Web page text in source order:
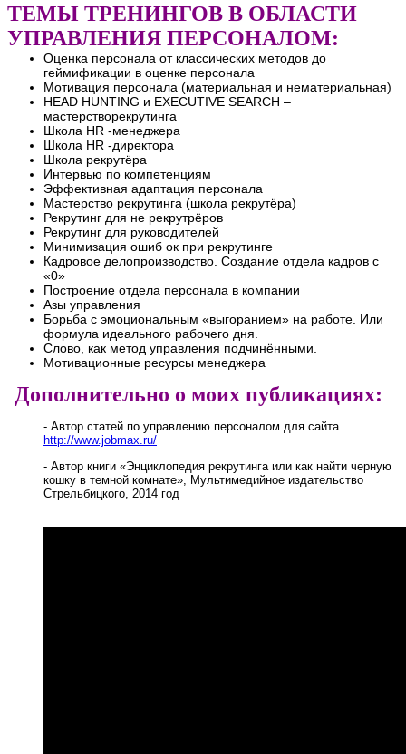
ТЕМЫ ТРЕНИНГОВ В ОБЛАСТИ
УПРАВЛЕНИЯ ПЕРСОНАЛОМ:
Оценка персонала от классических методов до
геймификации в оценке персонала
Мотивация персонала (материальная и нематериальная)
HEAD HUNTING и EXECUTIVE SEARCH –
мастерстворекрутинга
Школа HR -менеджера
Школа HR -директора
Школа рекрутёра
Интервью по компетенциям
Эффективная адаптация персонала
Мастерство рекрутинга (школа рекрутёра)
Рекрутинг для не рекрутрёров
Рекрутинг для руководителей
Минимизация ошиб ок при рекрутинге
Кадровое делопроизводство. Создание отдела кадров с
«0»
Построение отдела персонала в компании
Азы управления
Борьба с эмоциональным «выгоранием» на работе. Или
формула идеального рабочего дня.
Слово, как метод управления подчинёнными.
Мотивационные ресурсы менеджера
Дополнительно о моих публикациях:
- Автор статей по управлению персоналом для сайта
http://www.jobmax.ru/
- Автор книги «Энциклопедия рекрутинга или как найти черную
кошку в темной комнате», Мультимедийное издательство
Стрельбицкого, 2014 год